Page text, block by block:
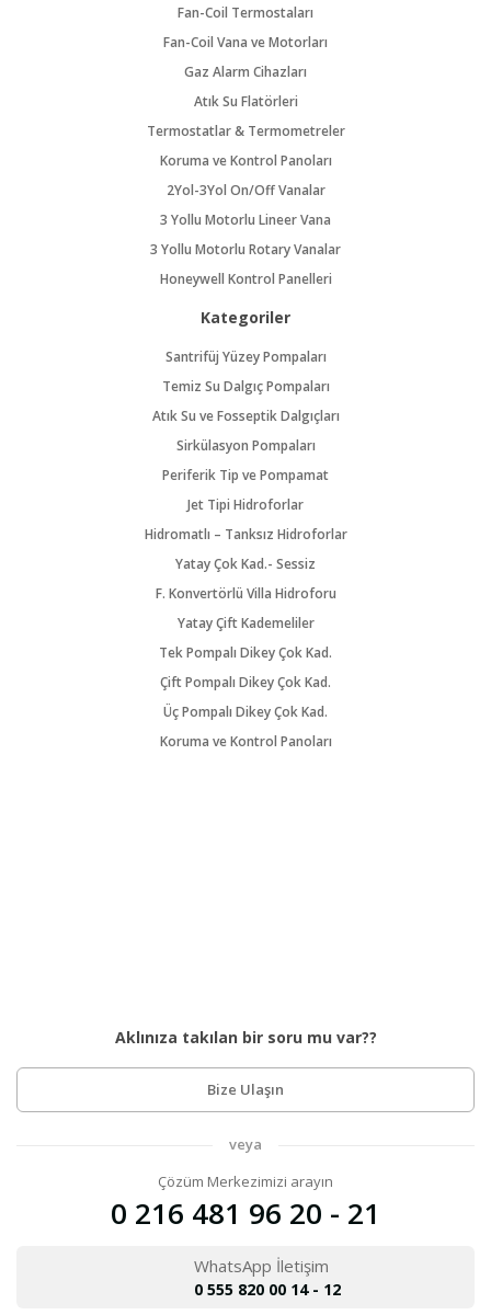
Fan-Coil Termostaları
Fan-Coil Vana ve Motorları
Gaz Alarm Cihazları
Atık Su Flatörleri
Termostatlar & Termometreler
Koruma ve Kontrol Panoları
2Yol-3Yol On/Off Vanalar
3 Yollu Motorlu Lineer Vana
3 Yollu Motorlu Rotary Vanalar
Honeywell Kontrol Panelleri
Kategoriler
Santrifüj Yüzey Pompaları
Temiz Su Dalgıç Pompaları
Atık Su ve Fosseptik Dalgıçları
Sirkülasyon Pompaları
Periferik Tip ve Pompamat
Jet Tipi Hidroforlar
Hidromatlı – Tanksız Hidroforlar
Yatay Çok Kad.- Sessiz
F. Konvertörlü Villa Hidroforu
Yatay Çift Kademeliler
Tek Pompalı Dikey Çok Kad.
Çift Pompalı Dikey Çok Kad.
Üç Pompalı Dikey Çok Kad.
Koruma ve Kontrol Panoları
Aklınıza takılan bir soru mu var??
Bize Ulaşın
veya
Çözüm Merkezimizi arayın
0 216 481 96 20 - 21
WhatsApp İletişim
0 555 820 00 14 - 12